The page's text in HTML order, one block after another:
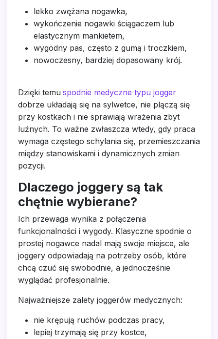
lekko zwężana nogawka,
wykończenie nogawki ściągaczem lub
elastycznym mankietem,
wygodny pas, często z gumą i troczkiem,
nowoczesny, bardziej dopasowany krój.
Dzięki temu spodnie medyczne typu jogger
dobrze układają się na sylwetce, nie plączą się
przy kostkach i nie sprawiają wrażenia zbyt
luźnych. To ważne zwłaszcza wtedy, gdy praca
wymaga częstego schylania się, przemieszczania
między stanowiskami i dynamicznych zmian
pozycji.
Dlaczego joggery są tak
chętnie wybierane?
Ich przewaga wynika z połączenia
funkcjonalności i wygody. Klasyczne spodnie o
prostej nogawce nadal mają swoje miejsce, ale
joggery odpowiadają na potrzeby osób, które
chcą czuć się swobodnie, a jednocześnie
wyglądać profesjonalnie.
Najważniejsze zalety joggerów medycznych:
nie krępują ruchów podczas pracy,
lepiej trzymają się przy kostce,